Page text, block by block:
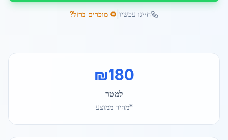
חייגו עכשיו ♻️ מוכרים ברזל?
₪180
למטר
*מחיר ממוצע